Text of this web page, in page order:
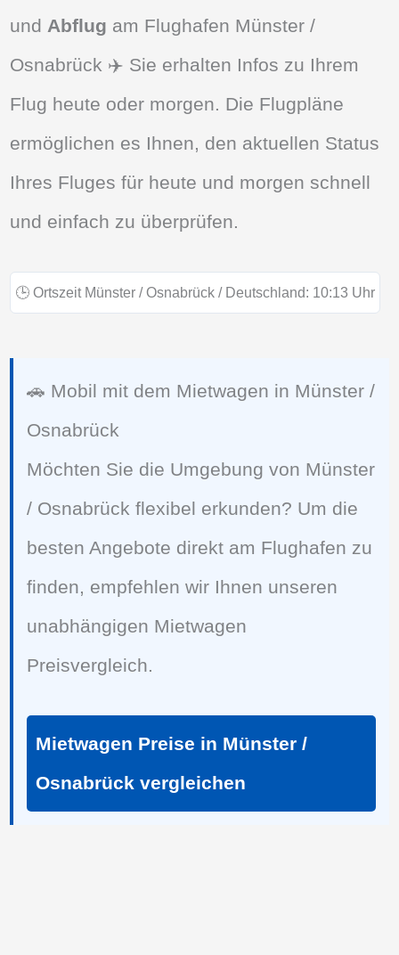
und Abflug am Flughafen Münster /
Osnabrück ✈️ Sie erhalten Infos zu Ihrem
Flug heute oder morgen. Die Flugpläne
ermöglichen es Ihnen, den aktuellen Status
Ihres Fluges für heute und morgen schnell
und einfach zu überprüfen.
🕒 Ortszeit Münster / Osnabrück / Deutschland: 10:13 Uhr
🚗 Mobil mit dem Mietwagen in Münster /
Osnabrück
Möchten Sie die Umgebung von Münster
/ Osnabrück flexibel erkunden? Um die
besten Angebote direkt am Flughafen zu
finden, empfehlen wir Ihnen unseren
unabhängigen Mietwagen
Preisvergleich.
Mietwagen Preise in Münster /
Osnabrück vergleichen